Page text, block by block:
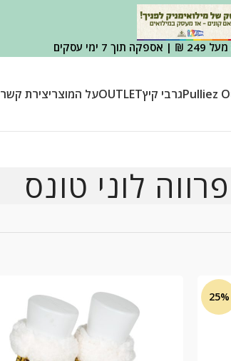
עסקים
Pulliezגרבי קיץOUTLETעל המוצריצירת קשר
לוני טונס
25%